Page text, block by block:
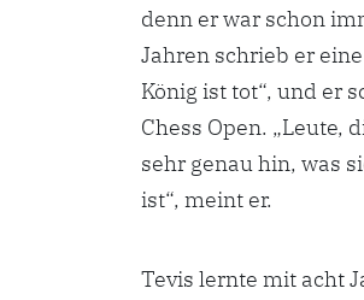
denn er war schon
Jahren schrieb er
König ist tot“, und er
Chess Open. „Leute,
sehr genau hin, was
ist“, meint er.
Tevis lernte mit acht